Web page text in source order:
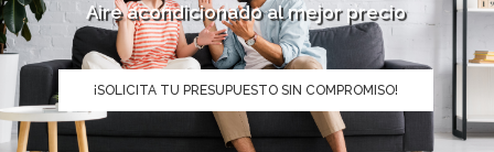
Aire acondicionado al mejor precio
¡SOLICITA TU PRESUPUESTO SIN COMPROMISO!